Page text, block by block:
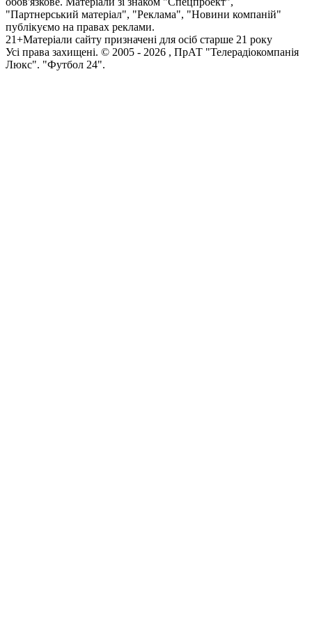
"Партнерський матеріал", "Реклама", "Новини компаній"
публікуємо на правах реклами.
21+Матеріали сайту призначені для осіб старше 21 року
Усi права захищенi. © 2005 - 2026 , ПрАТ "Телерадіокомпанія
Люкс". "Футбол 24".